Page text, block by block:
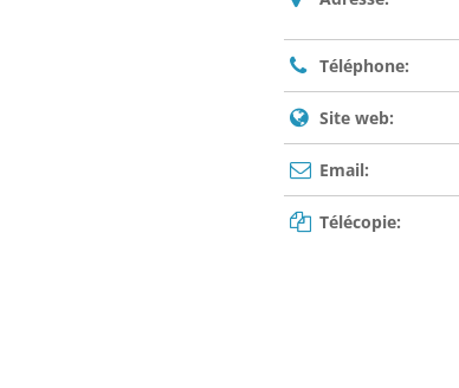
Téléphone:
Site web:
Email:
Télécopie: